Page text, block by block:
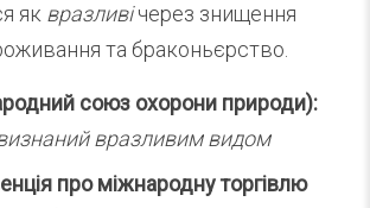
як вразливічерез знищення
та браконьєрство.
союз охорони природи):
вразливим видом
про міжнародну торгівлю